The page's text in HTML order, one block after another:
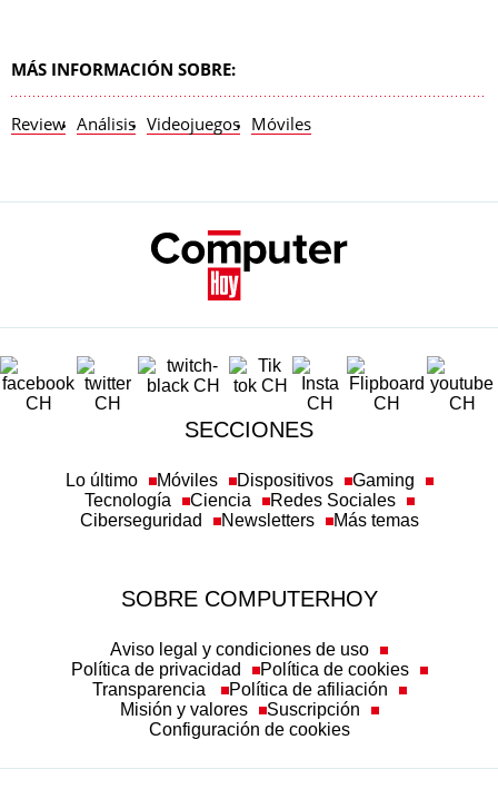
MÁS INFORMACIÓN SOBRE:
Review Análisis Videojuegos Móviles
SECCIONES
Tecnología
Ciencia
Redes Sociales
Ciberseguridad
Newsletters Más temas
Política de privacidad
Política de cookies
Transparencia
Política de afiliación
Misión y valores
Suscripción
Configuración de cookies